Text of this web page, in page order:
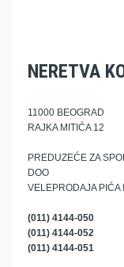
NERETVA
11000 BEOGRAD
RAJKA MITIĆA 12
PREDUZEĆE ZA
DOO
VELEPRODAJA PIĆA
(011) 4144-050
(011) 4144-052
(011) 4144-051